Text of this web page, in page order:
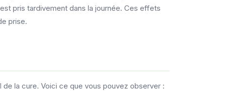
pris tardivement dans la journée. Ces effets
prise.
la cure. Voici ce que vous pouvez observer :